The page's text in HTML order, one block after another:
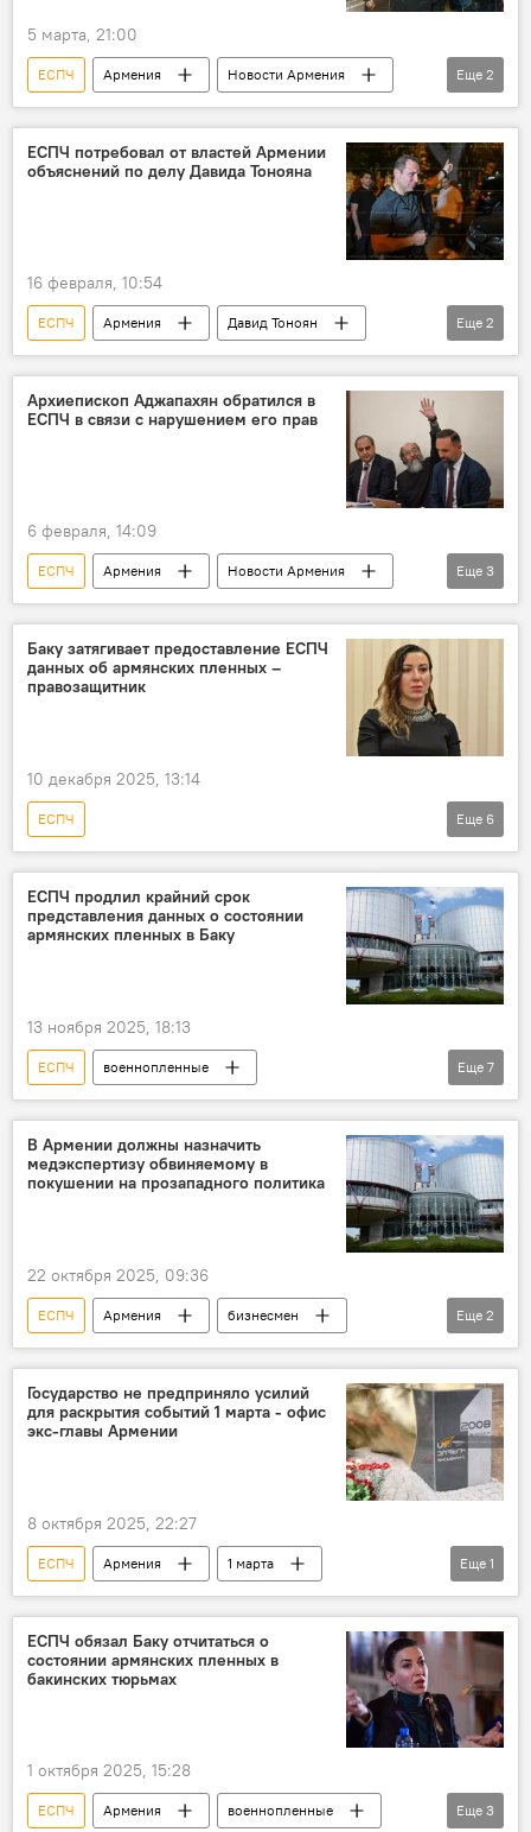
5 марта, 21:00
ЕСПЧ Армения
Новости Армения
Аналитика
суд
Еще 2
ЕСПЧ потребовал от властей Армении
объяснений по делу Давида Тонояна
16 февраля, 10:54
ЕСПЧ Армения
Давид Тоноян
Политика
Новости Армения
Еще 2
Архиепископ Аджапахян обратился в
ЕСПЧ в связи с нарушением его прав
6 февраля, 14:09
ЕСПЧ Армения
Новости Армения
Архиепископ Микаэл Аджапахян
Политика
права
Еще 3
Баку затягивает предоставление ЕСПЧ
данных об армянских пленных –
правозащитник
10 декабря 2025, 13:14
ЕСПЧ
Вопрос пленных, заложников, без вести пропавших и погибших в Карабахе
Армения
Новости Армения
Политика
пленный
Еще 6
ЕСПЧ продлил крайний срок
представления данных о состоянии
армянских пленных в Баку
13 ноября 2025, 18:13
ЕСПЧ
военнопленные
Вопрос пленных, заложников, без вести пропавших и погибших в Карабахе
Армения
Политика
Общество
пленный
Еще 7
В Армении должны назначить
медэкспертизу обвиняемому в
покушении на прозападного политика
22 октября 2025, 09:36
ЕСПЧ Армения
бизнесмен
Политика
Новости Армения
Еще 2
Государство не предприняло усилий
для раскрытия событий 1 марта - офис
экс-главы Армении
8 октября 2025, 22:27
ЕСПЧ Армения
1 марта
Политика
Новости Армения
Еще 1
ЕСПЧ обязал Баку отчитаться о
состоянии армянских пленных в
бакинских тюрьмах
1 октября 2025, 15:28
ЕСПЧ Армения
военнопленные
Еще 3